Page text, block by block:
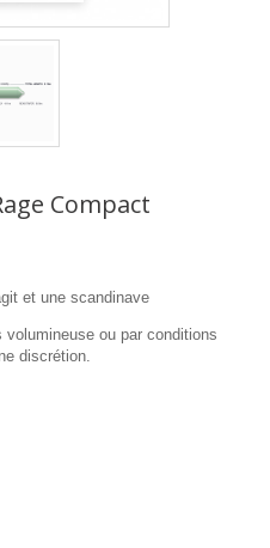
Compact
et une scandinave
ou par conditions
discrétion.